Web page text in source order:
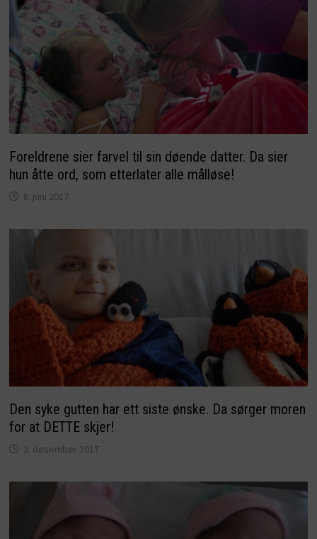
Foreldrene sier farvel til sin døende datter. Da sier
hun åtte ord, som etterlater alle målløse!
8. juni 2017
Den syke gutten har ett siste ønske. Da sørger moren
for at DETTE skjer!
2. desember 2017